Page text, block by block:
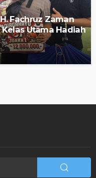
Fachruz Zaman
Kelas Utama Hadiah